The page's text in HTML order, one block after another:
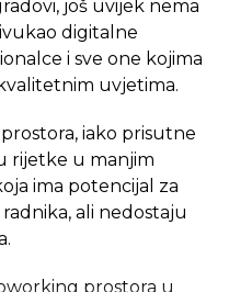
uskoro u
prvu
još uvijek nema
digitalne
i sve one kojima
uvjetima.
iako prisutne
rijetke u manjim
ima potencijal za
ali nedostaju
prostora u